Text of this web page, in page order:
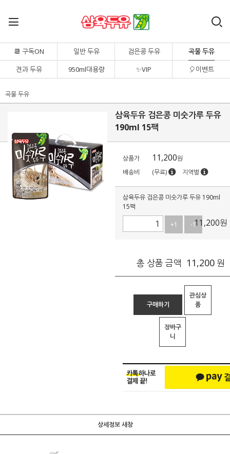
📆 구독ON 일반 두유 검은콩 두유
곡물 두유
견과 두유
950ml대용량 ✨VIP 🎈이벤트
곡물 두유
삼육두유 검은콩 미숫가루 두유
190ml 15팩
상품가 11,200원
배송비
(무료) 지역별
삼육두유 검은콩 미숫가루 두유 190ml
15팩
+1 -111,200원
총 상품 금액 11,200 원
구매하기
관심상
품
장바구
니
상세정보 새창